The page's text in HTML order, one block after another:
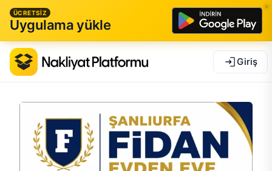
ÜCRETSİZ
Uygulama yükle
Giriş